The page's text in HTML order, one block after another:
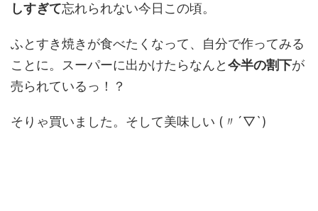
しすぎて忘れられない今日この頃。
ふとすき焼きが食べたくなって、自分で作ってみる
ことに。スーパーに出かけたらなんと今半の割下が
売られているっ！？
そりゃ買いました。そして美味しい (〃´▽`)